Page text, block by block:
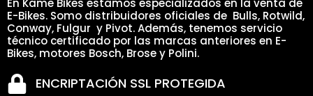
E-Bikes. Somo distribuidores oficiales de Bulls, Rotwild,
Conway, Fulgur y Pivot. Además, tenemos servicio
técnico certificado por las marcas anteriores en E-
Bikes, motores Bosch, Brose y Polini.
ENCRIPTACIÓN SSL PROTEGIDA